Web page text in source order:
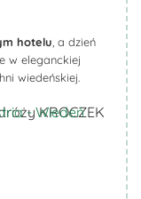
hotelu , a dzień
w eleganckiej
wiedeńskiej.
KROCZEK